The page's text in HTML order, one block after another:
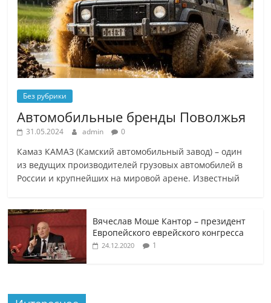
Без рубрики
Автомобильные бренды Поволжья
31.05.2024 admin 0
Камаз КАМАЗ (Камский автомобильный завод) – один
из ведущих производителей грузовых автомобилей в
России и крупнейших на мировой арене. Известный
Вячеслав Моше Кантор – президент
Европейского еврейского конгресса
24.12.2020 1